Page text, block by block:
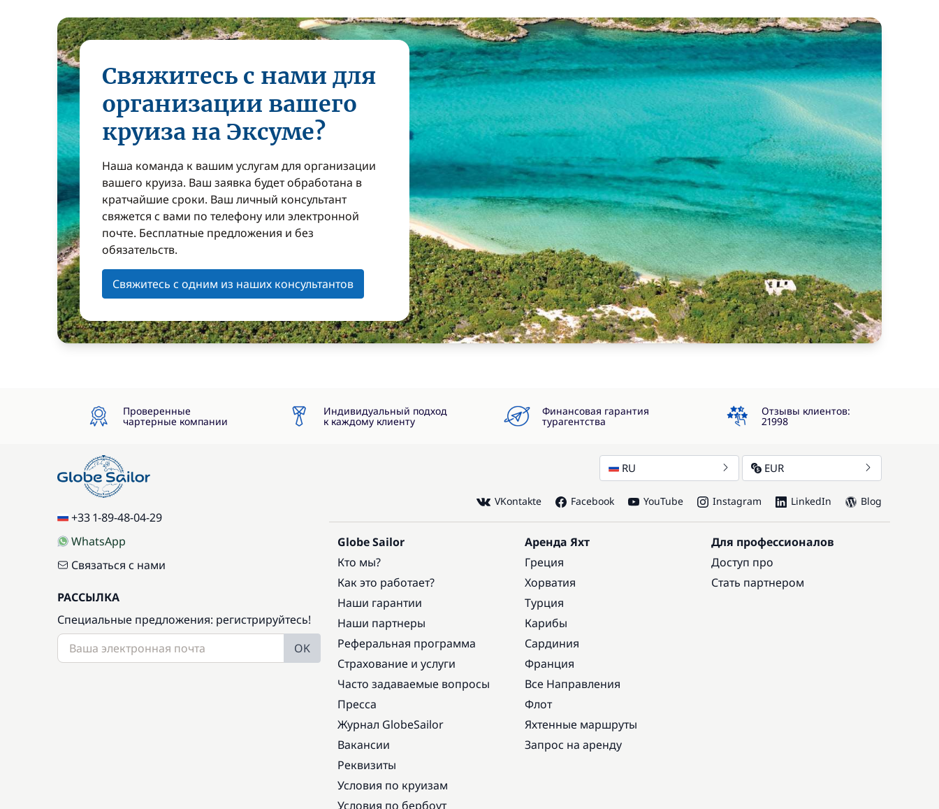
Свяжитесь с нами для
организации вашего
круиза на Эксуме?
Наша команда к вашим услугам для организации
вашего круиза. Ваш заявка будет обработана в
кратчайшие сроки. Ваш личный консультант
свяжется с вами по телефону или электронной
почте. Бесплатные предложения и без
обязательств.
Свяжитесь с одним из наших консультантов
Проверенные
чартерные компании
Индивидуальный подход
к каждому клиенту
Финансовая гарантия
турагентства
4.3
Отзывы клиентов:
21998
+33 1-89-48-04-29
WhatsApp
Связаться с нами
РАССЫЛКА
Специальные предложения: регистрируйтесь!
OK
RU EUR
VKontakte Facebook YouTube Instagram LinkedIn Blog
Globe Sailor
Кто мы?
Как это работает?
Наши гарантии
Наши партнеры
Реферальная программа
Страхование и услуги
Часто задаваемые вопросы
Пресса
Журнал GlobeSailor
Вакансии
Реквизиты
Условия по круизам
Условия по бербоут
Аренда Яхт
Греция
Хорватия
Турция
Карибы
Сардиния
Франция
Все Направления
Флот
Яхтенные маршруты
Запрос на аренду
Для профессионалов
Доступ про
Стать партнером